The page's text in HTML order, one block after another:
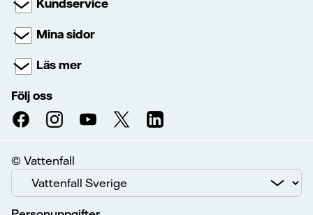
Kundservice
Mina sidor
Läs mer
Följ oss
© Vattenfall